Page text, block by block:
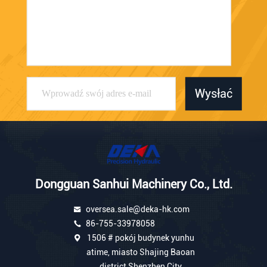
Wysłać
Dongguan Sanhui Machinery Co., Ltd.
oversea.sale@deka-hk.com
86-755-33978058
1506 # pokój budynek yunhu
atime, miasto Shajing Baoan